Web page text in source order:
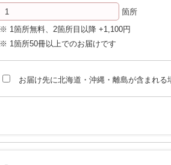
箇所
※ 1箇所無料、2箇所目以降 +1,100円
※ 1箇所50冊以上でのお届けです
お届け先に北海道・沖縄・離島が含まれ